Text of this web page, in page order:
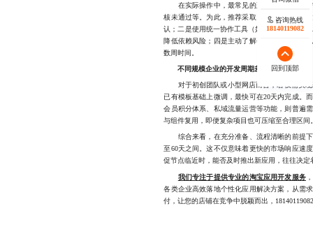
在实际操作中，最常见的延迟原因包括：需
核未通过等。为此，推荐采取以下措施：一是
认；二是使用统一协作工具（如飞书、钉钉、
降低依赖风险；四是主动了解平台最新政策，
数周时间。
不同规模企业的开发周期差异
对于初创团队或小型网店而言，若仅需实现
已有模板基础上微调，最快可在20天内完成。
会员积分体系、私域流量运营等功能，则普遍
与组件复用，即便复杂项目也可压缩至合理区间
综合来看，在充分准备、流程清晰的前提下
至60天之间。这不仅意味着更快的市场响应速
促节点临近时，能否及时推出新应用，往往决定
我们专注于提供专业的淘宝应用开发服务
各类企业高效落地个性化应用解决方案，从需
付，让您的店铺在竞争中脱颖而出，
咨询热线
18140119082
回到顶部